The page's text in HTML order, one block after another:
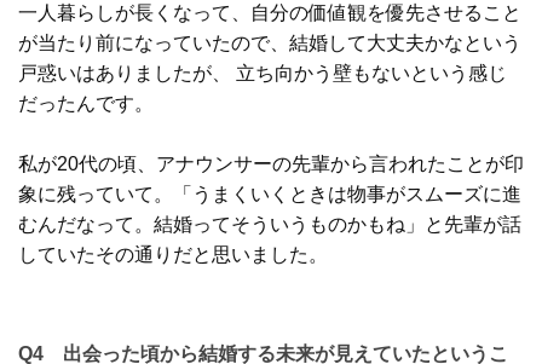
一人暮らしが長くなって、自分の価値観を優先させること
が当たり前になっていたので、結婚して大丈夫かなという
戸惑いはありましたが、 立ち向かう壁もないという感じ
だったんです。
私が20代の頃、アナウンサーの先輩から言われたことが印
象に残っていて。「うまくいくときは物事がスムーズに進
むんだなって。結婚ってそういうものかもね」と先輩が話
していたその通りだと思いました。
Q4 出会った頃から結婚する未来が見えていたというこ